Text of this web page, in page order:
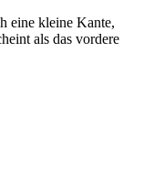
eine kleine Kante,
als das vordere